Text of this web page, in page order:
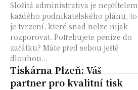
Složitá administrativa je nepřítelem
každého podnikatelského plánu, to
je tvrzení, které snad nelze nijak
rozporovat. Potřebujete peníze do
začátku? Máte před sebou ještě
dlouhou...
Tiskárna Plzeň: Váš
partner pro kvalitní tisk